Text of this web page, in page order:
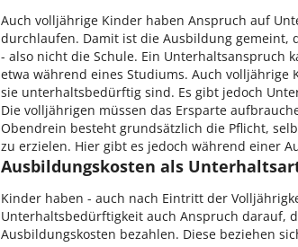
Auch volljährige Kinder haben Anspruch auf
durchlaufen. Damit ist die Ausbildung gemeint,
- also nicht die Schule. Ein Unterhaltsanspruch
etwa während eines Studiums. Auch
sie unterhaltsbedürftig sind. Es gibt jedoch
Die volljährigen müssen das Ersparte
Obendrein besteht grundsätzlich die Pflicht,
zu erzielen. Hier gibt es jedoch während einer
Ausbildungskosten als
Kinder haben - auch nach Eintritt der
Unterhaltsbedürftigkeit auch Anspruch darauf,
Ausbildungskosten bezahlen. Diese beziehen